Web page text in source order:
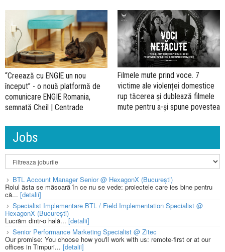
“Creează cu ENGIE un nou
început” - o nouă platformă de
comunicare ENGIE Romania,
semnată Cheil | Centrade
Filmele mute prind voce. 7
victime ale violenței domestice
rup tăcerea și dublează filmele
mute pentru a-și spune povestea
Jobs
BTL Account Manager Senior @ HexagonX (București)
Rolul ăsta se măsoară în ce nu se vede: proiectele care ies bine pentru
că... [detalii]
Specialist Implementare BTL / Field Implementation Specialist @
HexagonX (București)
Lucrăm dintr-o hală...[detalii]
Senior Performance Marketing Specialist @ Zitec
Our promise: You choose how you'll work with us: remote-first or at our
offices in Timpuri... [detalii]